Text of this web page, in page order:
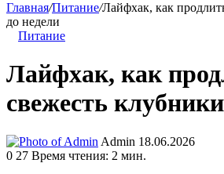
Главная/Питание/Лайфхак, как
до недели
Питание
Лайфхак, как
свежесть
Admin Send
an
18.06.2026
0 27 Время чтения: 2 мин.